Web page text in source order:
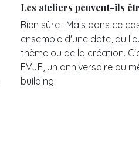
Les ateliers peuvent-ils
Bien sûre ! Mais dans ce
ensemble d'une date, du
thème ou de la création.
EVJF, un anniversaire ou
building.